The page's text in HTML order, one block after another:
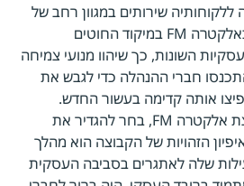
שירותים במגוון רחב של
תחומים, התעורר צורך באלקטרה FM במיקוד החוטים
השונות, כך שיהוו מנועי צמיחה
בשנת 2019 התכנסו חברי ההנהלה כדי לגבש את
אותה קדימה בעשור החדש.
דניאל מילוא, מנכ"ל קבוצת אלקטרה FM, בחר להגדיר את
הזהויות של הקבוצה הוא מהלך
שלה לאתגרים בסביבה העסקית